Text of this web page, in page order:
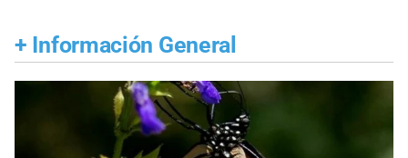
+ Información General